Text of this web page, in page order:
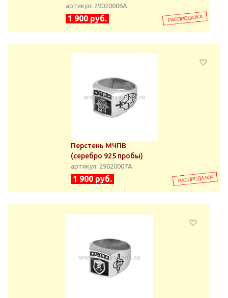
артикул: 29020006А
1 900 руб.
Перстень МЧПВ
(серебро 925 пробы)
артикул: 29020007А
1 900 руб.